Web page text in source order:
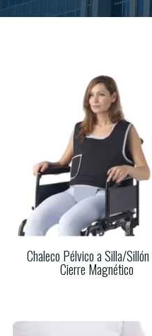
Chaleco Pélvico a Silla/Sillón
Cierre Magnético